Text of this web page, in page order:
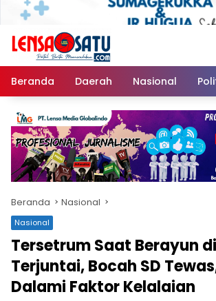
Beranda Daerah Nasional
Beranda Nasional
Nasional
Tersetrum Saat Berayun
Terjuntai, Bocah SD
Dalami Faktor Kelalaian